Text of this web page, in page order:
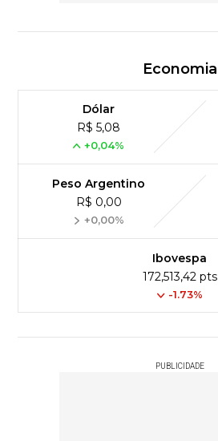
Economia
Dólar
R$ 5,08
+0,04%
Peso Argentino
R$ 0,00
+0,00%
Ibovespa
172,513,42 pts
-1.73%
PUBLICIDADE